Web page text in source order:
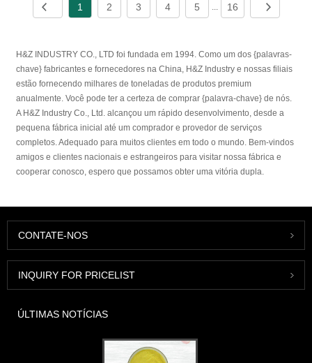
1 2 3 4 5 ... 16
H&Z INDUSTRY CO., LTD foi fundada em 1994. Como um dos {palavras-
chave} fabricantes e fornecedores na China, H&Z Industry e nossas filiais
estão fornecendo milhares de toneladas de produtos premium
anualmente. Você pode ter a certeza de comprar {palavra-chave} de nós.
A H&Z Industry Co., Ltd. alcançou um rápido desenvolvimento, desde a
pequena fábrica inicial até um comprador e provedor de serviços
completos. Adequado para muitos clientes em todo o mundo. Bem-vindos
amigos e clientes nacionais e estrangeiros para visitar nossa fábrica e
cooperar conosco, espero que possamos obter uma vitória dupla.
CONTATE-NOS
INQUIRY FOR PRICELIST
ÚLTIMAS NOTÍCIAS